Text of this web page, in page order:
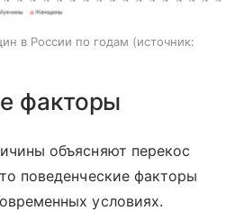
в России по годам
источник:
факторы
объясняют перекос
поведенческие факторы
условиях.